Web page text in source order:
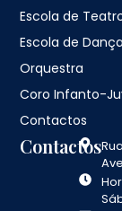
Escola de
Escola de Dança
Orquestra
Coro Infanto-
Contactos
Contactos